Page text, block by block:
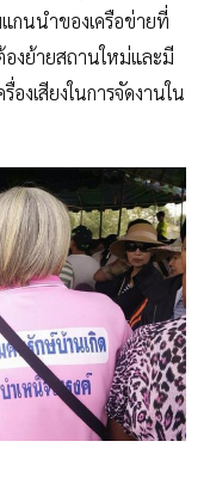
กนนำของเครือข่ายที่
งย้ายสถานใหม่และมี
องเสียงในการจัดงานใน